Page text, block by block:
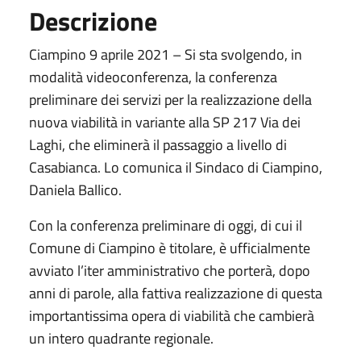
Descrizione
Ciampino 9 aprile 2021 – Si sta svolgendo, in
modalità videoconferenza, la conferenza
preliminare dei servizi per la realizzazione della
nuova viabilità in variante alla SP 217 Via dei
Laghi, che eliminerà il passaggio a livello di
Casabianca. Lo comunica il Sindaco di Ciampino,
Daniela Ballico.
Con la conferenza preliminare di oggi, di cui il
Comune di Ciampino è titolare, è ufficialmente
avviato l’iter amministrativo che porterà, dopo
anni di parole, alla fattiva realizzazione di questa
importantissima opera di viabilità che cambierà
un intero quadrante regionale.